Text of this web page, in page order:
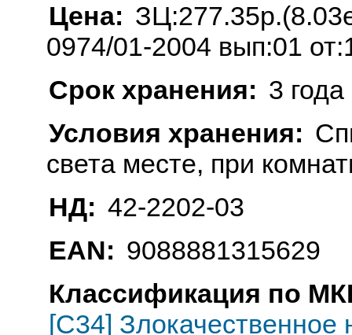
Цена:
0974/01-2004 вып:01
Срок хранения: 3 года
Условия хранения:
света месте, при
НД: 42-2202-03
EAN: 9088881315629
Классификация по
[C34] Злокачественное